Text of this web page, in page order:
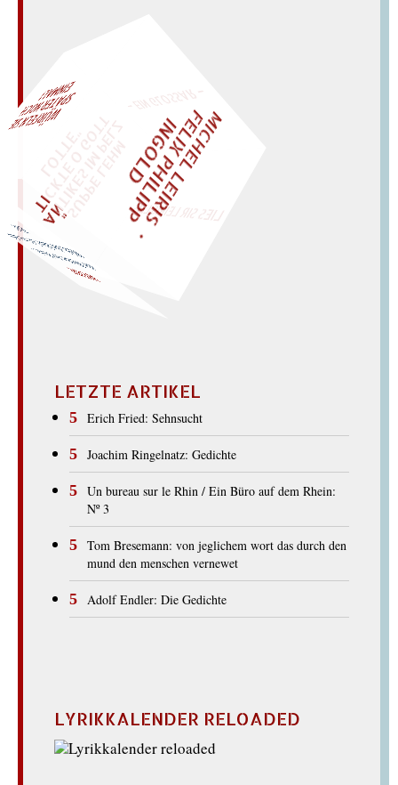
„
S
U
P
P
E
L
E
H
M
A
N
T
I
K
E
S
I
M
P
E
L
ZT
I
C
K
T
E
O
G
T
L
O
T
T
E
WEIDE
die
Weihe der Heide. –
Weh, die Idee! ei! wie dein Eid! M
I
C
H
E
L
L
E
I
R
I
S
・
F
E
L
I
X
P
H
I
L
I
P
P
I
N
G
O
L
D
LIES SIR LEIRIS LEIS
W
ÜRFELN SIE
SPÄTER NOCH
EIN
M
A
L!
LETZTE ARTIKEL
Erich Fried: Sehnsucht
Joachim Ringelnatz: Gedichte
Un bureau sur le Rhin / Ein Büro auf dem Rhein:
Nº 3
Tom Bresemann: von jeglichem wort das durch den
mund den menschen vernewet
Adolf Endler: Die Gedichte
LYRIKKALENDER RELOADED